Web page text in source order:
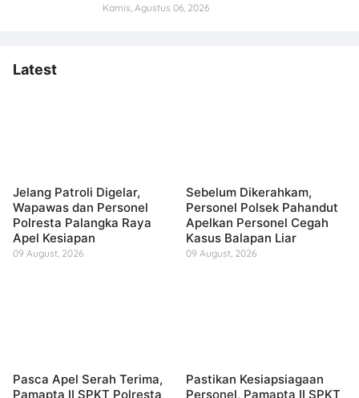
Kamis, Agustus 06, 2026
Latest
Jelang Patroli Digelar,
Wapawas dan Personel
Polresta Palangka Raya
Apel Kesiapan
09 August, 2026
Sebelum Dikerahkam,
Personel Polsek Pahandut
Apelkan Personel Cegah
Kasus Balapan Liar
09 August, 2026
Pasca Apel Serah Terima,
Pamapta II SPKT Polresta
Pastikan Kesiapsiagaan
Personel, Pamapta II SPKT